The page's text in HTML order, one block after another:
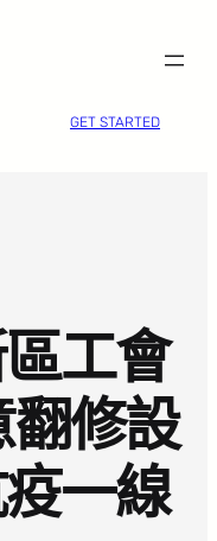
GET STARTED
工會
修設
一線